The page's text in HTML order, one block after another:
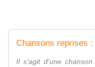
Chansons reprises
Il s'agit d'une